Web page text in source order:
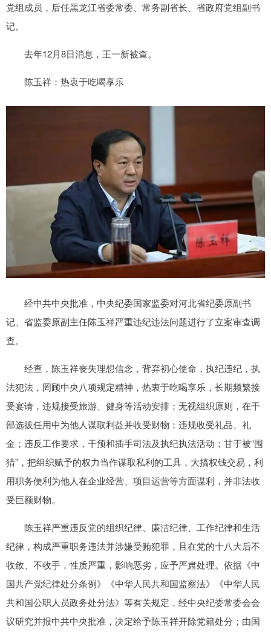
党组成员，后任黑龙江省委常委、常务副省长、省政府党组副书
记。
去年12月8日消息，王一新被查。
陈玉祥：热衷于吃喝享乐
经中共中央批准，中央纪委国家监委对河北省纪委原副书
记、省监委原副主任陈玉祥严重违纪违法问题进行了立案审查调
查。
经查，陈玉祥丧失理想信念，背弃初心使命，执纪违纪，执
法犯法，罔顾中央八项规定精神，热衷于吃喝享乐，长期频繁接
受宴请，违规接受旅游、健身等活动安排；无视组织原则，在干
部选拔任用中为他人谋取利益并收受财物；违规收受礼品、礼
金；违反工作要求，干预和插手司法及执纪执法活动；甘于被“围
猎”，把组织赋予的权力当作谋取私利的工具，大搞权钱交易，利
用职务便利为他人在企业经营、项目运营等方面谋利，并非法收
受巨额财物。
陈玉祥严重违反党的组织纪律、廉洁纪律、工作纪律和生活
纪律，构成严重职务违法并涉嫌受贿犯罪，且在党的十八大后不
收敛、不收手，性质严重，影响恶劣，应予严肃处理。依据《中
国共产党纪律处分条例》《中华人民共和国监察法》《中华人民
共和国公职人员政务处分法》等有关规定，经中央纪委常委会会
议研究并报中共中央批准，决定给予陈玉祥开除党籍处分；由国